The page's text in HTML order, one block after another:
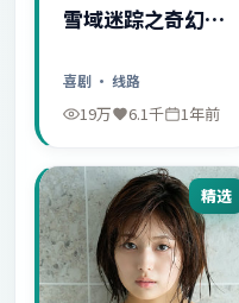
雪域迷踪之奇幻冒
喜剧 · 线路
19万 6.1千 1年前
精选